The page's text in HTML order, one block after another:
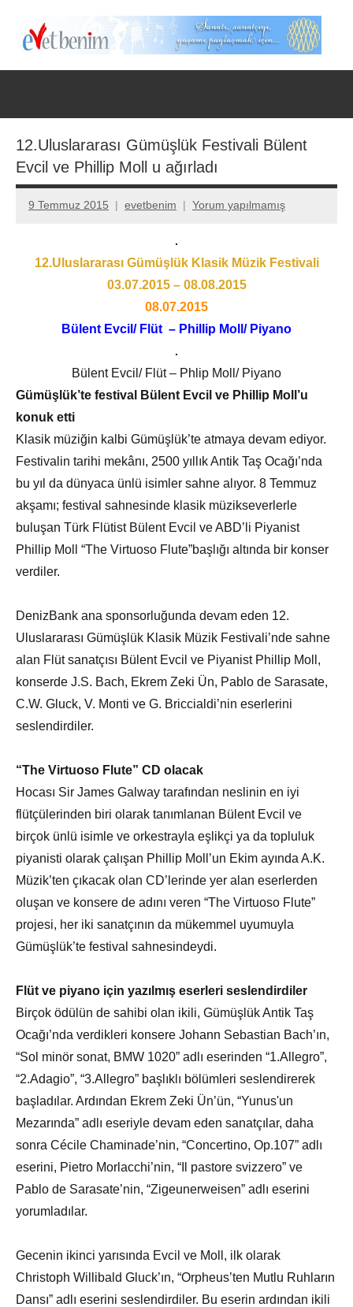
Evet
12.Uluslararası Gümüşlük Festivali Bülent
Evcil ve Phillip Moll u ağırladı
9 Temmuz 2015 evetbenim Yorum yapılmamış
12.Uluslararası Gümüşlük Klasik Müzik Festivali
03.07.2015 – 08.08.2015
08.07.2015
Bülent Evcil/ Flüt – Phillip Moll/ Piyano
Bülent Evcil/ Flüt – Phlip Moll/ Piyano
Gümüşlük’te festival Bülent Evcil ve Phillip Moll’u
konuk etti
Klasik müziğin kalbi Gümüşlük’te atmaya devam ediyor.
Festivalin tarihi mekânı, 2500 yıllık Antik Taş Ocağı’nda
bu yıl da dünyaca ünlü isimler sahne alıyor. 8 Temmuz
akşamı; festival sahnesinde klasik müzikseverlerle
buluşan Türk Flütist Bülent Evcil ve ABD’li Piyanist
Phillip Moll “The Virtuoso Flute”başlığı altında bir konser
verdiler.
DenizBank ana sponsorluğunda devam eden 12.
Uluslararası Gümüşlük Klasik Müzik Festivali’nde sahne
alan Flüt sanatçısı Bülent Evcil ve Piyanist Phillip Moll,
konserde J.S. Bach, Ekrem Zeki Ün, Pablo de Sarasate,
C.W. Gluck, V. Monti ve G. Briccialdi’nin eserlerini
seslendirdiler.
“The Virtuoso Flute” CD olacak
Hocası Sir James Galway tarafından neslinin en iyi
flütçülerinden biri olarak tanımlanan Bülent Evcil ve
birçok ünlü isimle ve orkestrayla eşlikçi ya da topluluk
piyanisti olarak çalışan Phillip Moll’un Ekim ayında A.K.
Müzik’ten çıkacak olan CD’lerinde yer alan eserlerden
oluşan ve konsere de adını veren “The Virtuoso Flute”
projesi, her iki sanatçının da mükemmel uyumuyla
Gümüşlük’te festival sahnesindeydi.
Flüt ve piyano için yazılmış eserleri seslendirdiler
Birçok ödülün de sahibi olan ikili, Gümüşlük Antik Taş
Ocağı’nda verdikleri konsere Johann Sebastian Bach’ın,
“Sol minör sonat, BMW 1020” adlı eserinden “1.Allegro”,
“2.Adagio”, “3.Allegro” başlıklı bölümleri seslendirerek
başladılar. Ardından Ekrem Zeki Ün’ün, “Yunus'un
Mezarında” adlı eseriyle devam eden sanatçılar, daha
sonra Cécile Chaminade’nin, “Concertino, Op.107” adlı
eserini, Pietro Morlacchi’nin, “Il pastore svizzero” ve
Pablo de Sarasate’nin, “Zigeunerweisen” adlı eserini
yorumladılar.
Gecenin ikinci yarısında Evcil ve Moll, ilk olarak
Christoph Willibald Gluck’ın, “Orpheus’ten Mutlu Ruhların
Dansı” adlı eserini seslendirdiler. Bu eserin ardından ikili